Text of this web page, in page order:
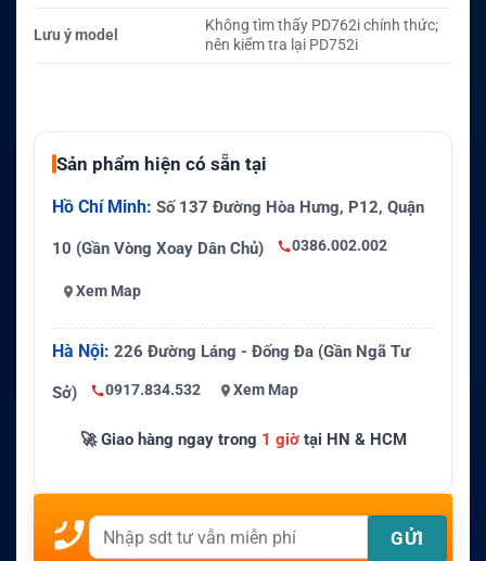
Lưu ý model
Không tìm thấy PD762i chính thức;
nên kiểm tra lại PD752i
Sản phẩm hiện có sẵn tại
Hồ Chí Minh: Số 137 Đường Hòa Hưng, P12, Quận
10 (Gần Vòng Xoay Dân Chủ) 0386.002.002
Xem Map
Hà Nội: 226 Đường Láng - Đống Đa (Gần Ngã Tư
Sở) 0917.834.532 Xem Map
🚀 Giao hàng ngay trong 1 giờtại HN & HCM